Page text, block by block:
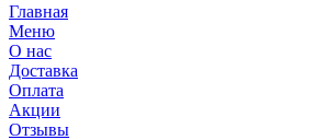
Главная
Меню
О нас
Доставка
Оплата
Акции
Отзывы